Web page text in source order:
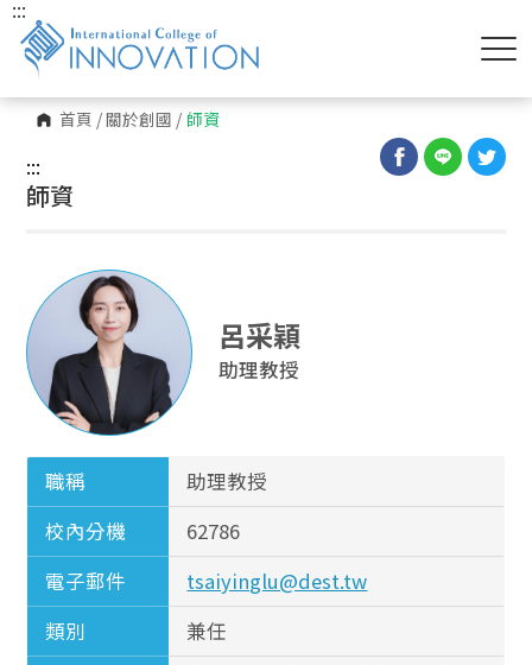
首頁 /關於創國 / 師資
:::
:::
師資
呂采穎
助理教授
職稱
助理教授
校內分機
62786
電子郵件
tsaiyinglu@dest.tw
類別
兼任